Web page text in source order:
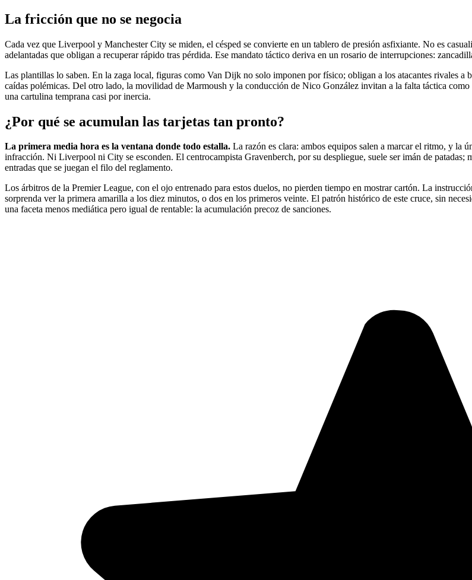
La fricción que no se negocia
Cada vez que Liverpool y Manchester City se miden, el césped se convierte en un tablero de presión asfixiante. No es
adelantadas que obligan a recuperar rápido tras pérdida. Ese mandato táctico deriva en un rosario de interrupciones:
Las plantillas lo saben. En la zaga local, figuras como Van Dijk no solo imponen por físico; obligan a los atacantes rivales
caídas polémicas. Del otro lado, la movilidad de Marmoush y la conducción de Nico González invitan a la falta táctica
una cartulina temprana casi por inercia.
¿Por qué se acumulan las tarjetas tan pronto?
La primera media hora es la ventana donde todo estalla. La razón es clara: ambos equipos salen a marcar el ritmo, y la
infracción. Ni Liverpool ni City se esconden. El centrocampista Gravenberch, por su despliegue, suele ser imán de
entradas que se juegan el filo del reglamento.
Los árbitros de la Premier League, con el ojo entrenado para estos duelos, no pierden tiempo en mostrar cartón. La
sorprenda ver la primera amarilla a los diez minutos, o dos en los primeros veinte. El patrón histórico de este cruce, sin
una faceta menos mediática pero igual de rentable: la acumulación precoz de sanciones.